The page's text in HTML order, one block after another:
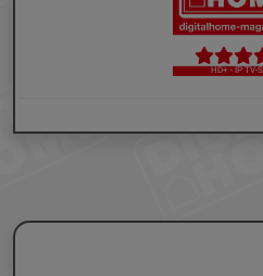
HD+ - IP TV-
Cookie
Impressum